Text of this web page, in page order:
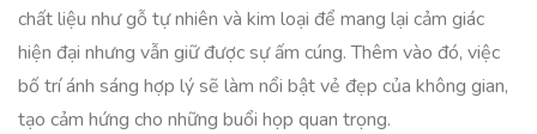
chất liệu như gỗ tự nhiên và kim loại để mang lại cảm giác
hiện đại nhưng vẫn giữ được sự ấm cúng. Thêm vào đó, việc
bố trí ánh sáng hợp lý sẽ làm nổi bật vẻ đẹp của không gian,
tạo cảm hứng cho những buổi họp quan trọng.